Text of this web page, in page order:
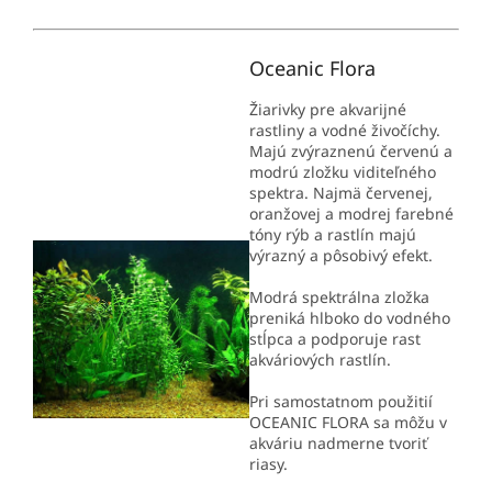
Oceanic Flora
Žiarivky pre akvarijné
rastliny a vodné živočíchy.
Majú zvýraznenú červenú a
modrú zložku viditeľného
spektra. Najmä červenej,
oranžovej a modrej farebné
tóny rýb a rastlín majú
výrazný a pôsobivý efekt.
Modrá spektrálna zložka
preniká hlboko do vodného
stĺpca a podporuje rast
akváriových rastlín.
Pri samostatnom použitií
OCEANIC FLORA sa môžu v
akváriu nadmerne tvoriť
riasy.